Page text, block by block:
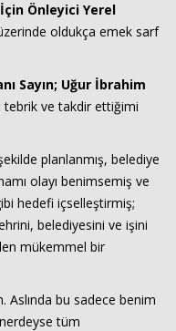
Önleyici Yerel
oldukça emek sarf
Sayın; Uğur İbrahim
tebrik ve takdir ettiğimi
planlanmış, belediye
olayı benimsemiş ve
hedefi içselleştirmiş;
belediyesini ve işini
mükemmel bir
bu sadece benim
tüm
Haberin Doğru Adresi.